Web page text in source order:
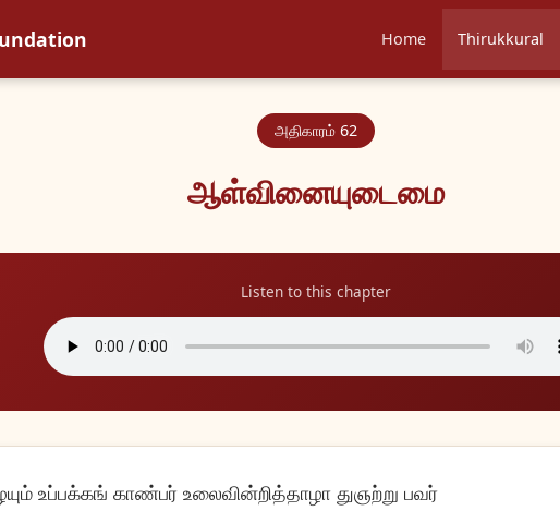
Home Thirukkural
அதிகாரம் 62
ஆள்வினையுடைமை
Listen to this chapter
உப்பக்கங் காண்பர் உலைவின்றித்தாழா துஞற்று பவர்